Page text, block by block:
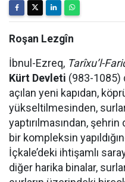
Roşan Lezgîn
İbnul-Ezreq, Tarîxu’l-
Kürt Devleti (983-1085)
açılan yeni kapıdan,
yükseltilmesinden,
yaptırılmasından,
bir kompleksin
İçkale’deki ihtişamlı
diğer harika binalar,